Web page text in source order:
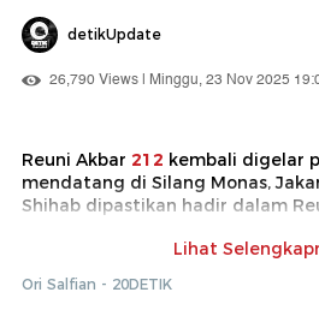
detikUpdate
26,790 Views | Minggu, 23 Nov 2025
Reuni Akbar 212 kembali digelar
mendatang di Silang Monas,
Shihab dipastikan hadir dalam
Ketua Panitia Reuni 212,
akan menyampaikan pidato dalam
Lihat
Ori Salfian - 20DETIK